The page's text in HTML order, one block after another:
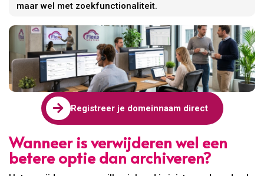
maar wel met zoekfunctionaliteit.
 Registreer je domeinnaam direct
Wanneer is verwijderen wel een
betere optie dan archiveren?